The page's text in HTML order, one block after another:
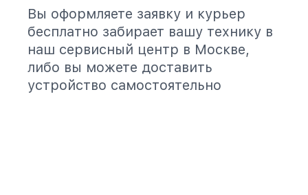
Вы оформляете заявку и курьер
бесплатно забирает вашу технику в
наш сервисный центр в Москве,
либо вы можете доставить
устройство самостоятельно